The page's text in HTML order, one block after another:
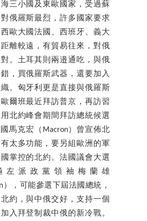
三小國及東歐國家，受過蘇
俄羅斯最烈，許多國家要求
歐大國法國、西班牙、義大
離較遠，有貿易往來，對俄
。土耳其則兩邉通吃，與俄
，買俄羅斯武器，還要加入
。匈牙利更是直接與俄羅斯
爾班最近拜訪普京，再訪習
北約峰會期間拜訪總統候選
馬克宏（Macron）曾宣佈北
太多功能，要另組歐洲的軍
掌控的北約。法國議會大選
左派政黨領袖梅蘭雄
），可能參選下屆法國總統，
約，與中俄交好，支持一個
入拜登制裁中俄的新冷戰。